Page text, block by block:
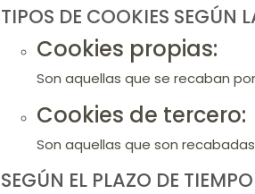
​TIPOS DE COOKIES SEGÚN
Cookies propias:
Son aquellas que se recaban
​Cookies de tercero:
Son aquellas que son
SEGÚN EL PLAZO DE